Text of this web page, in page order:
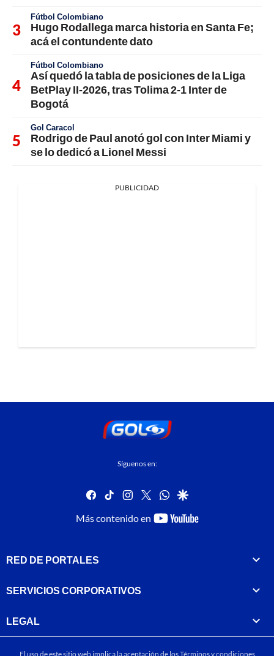
Fútbol Colombiano
Hugo Rodallega marca historia en Santa Fe;
acá el contundente dato
Fútbol Colombiano
Así quedó la tabla de posiciones de la Liga
BetPlay II-2026, tras Tolima 2-1 Inter de
Bogotá
Gol Caracol
Rodrigo de Paul anotó gol con Inter Miami y
se lo dedicó a Lionel Messi
PUBLICIDAD
Síguenos en:
facebook
tiktok instagram
twitterwhatsapp
google
Más contenido en
youtube-
RED DE PORTALES
SERVICIOS CORPORATIVOS
LEGAL
El uso de este sitio web implica la aceptación de losTérminos y condiciones